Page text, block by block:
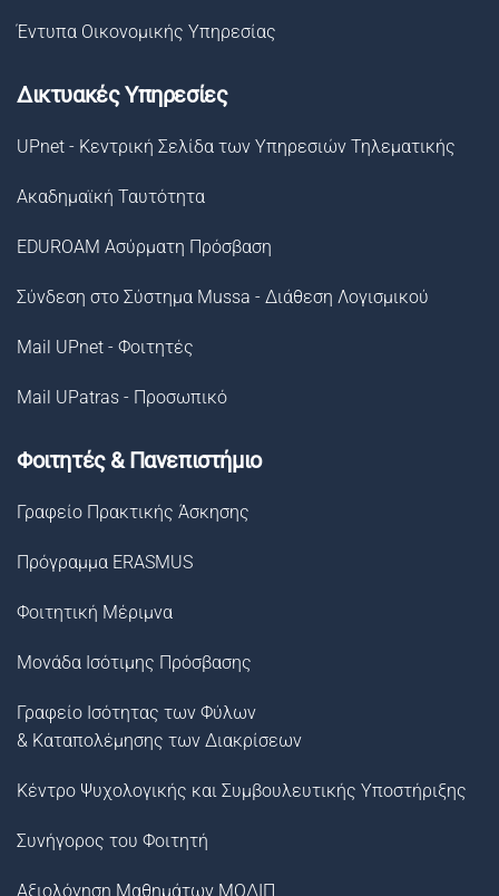
Έντυπα Οικονομικής Υπηρεσίας
Δικτυακές Υπηρεσίες
UPnet - Κεντρική Σελίδα των Υπηρεσιών Τηλεματικής
Ακαδημαϊκή Ταυτότητα
EDUROAM Ασύρματη Πρόσβαση
Σύνδεση στο Σύστημα Μussa - Διάθεση Λογισμικού
Mail UPnet - Φοιτητές
Mail UPatras - Προσωπικό
Φοιτητές & Πανεπιστήμιο
Γραφείο Πρακτικής Άσκησης
Πρόγραμμα ERASMUS
Φοιτητική Μέριμνα
Μονάδα Ισότιμης Πρόσβασης
Γραφείο Ισότητας των Φύλων
& Καταπολέμησης των Διακρίσεων
Κέντρο Ψυχολογικής και Συμβουλευτικής Υποστήριξης
Συνήγορος του Φοιτητή
Αξιολόγηση Μαθημάτων ΜΟΔΙΠ